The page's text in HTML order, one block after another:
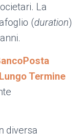
La
(duration)
Termine
diversa